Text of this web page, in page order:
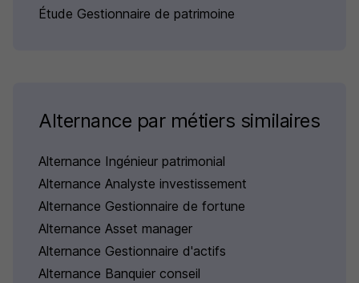
Étude Gestionnaire de patrimoine
Alternance par métiers similaires
Alternance Ingénieur patrimonial
Alternance Analyste investissement
Alternance Gestionnaire de fortune
Alternance Asset manager
Alternance Gestionnaire d'actifs
Alternance Banquier conseil